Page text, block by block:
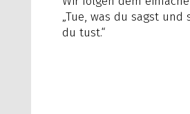
„Tue, was du sagst und
du tust.“